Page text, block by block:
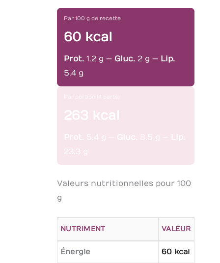
Par 100 g de recette
60 kcal
Prot. 1.2 g — Gluc. 2 g — Lip.
5.4 g
263 kcal
Prot. 5.4 g — Gluc. 8.5 g —
Lip.
23.3 g
Valeurs nutritionnelles pour 100
g
NUTRIMENT VALEUR
Énergie 60 kcal